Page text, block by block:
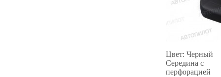
Цвет: Черный
Середина с
перфорацией